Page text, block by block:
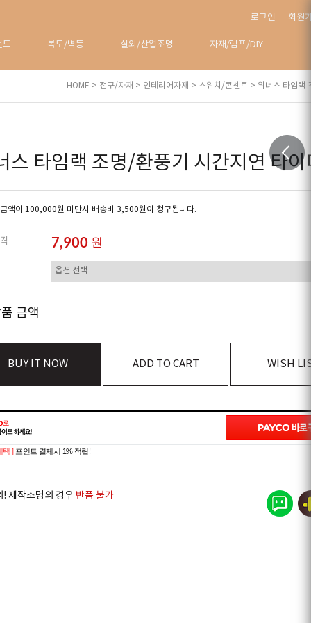
로그인 회원
드 복도/벽등 실외/산업조명 자재/램프/DIY
HOME > 전구/자재 > 인테리어자재 > 스위치/콘센트 > 위너스 타임랙
스 타임랙 조명/환풍기 시간지연 타
액이 100,000원 미만시 배송비 3,500원이 청구됩니다.
7,900 원
금액
BUY IT NOW ADD TO CART WISH
택 ] 포인트 결제시 1% 적립!
제작조명의 경우 반품 불가